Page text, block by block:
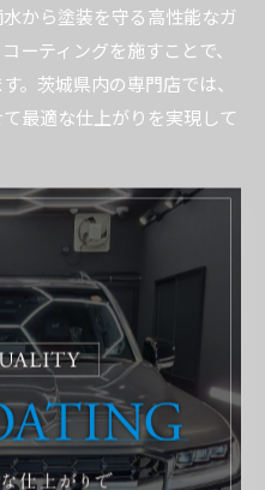
から塗装を守る高性能なガ
ーティングを施すことで、
。茨城県内の専門店では、
最適な仕上がりを実現して
フェッショナル技術
ッショナル技術には、塗装
マシンポリッシャーの使い
度な研磨による塗装のダメ
ォータースポットを効果的
活かし、下地処理から仕上
、均一で深みのある艶を引